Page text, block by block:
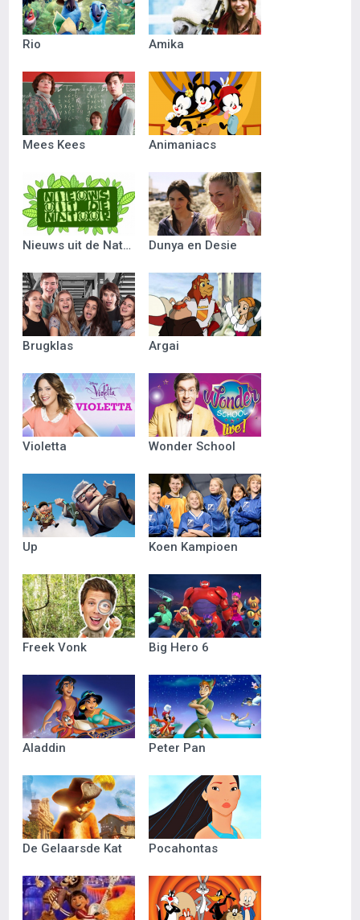
Rio Amika
Mees Kees Animaniacs
Nieuws uit de Natuur Dunya en Desie
Brugklas Argai
Violetta Wonder School
Up Koen Kampioen
Freek Vonk Big Hero 6
Aladdin Peter Pan
De Gelaarsde Kat Pocahontas